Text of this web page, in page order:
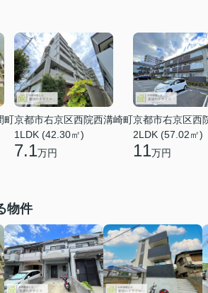
町京都市右京区西院西溝崎町
1LDK (42.30㎡)
7.1万円
京都市右京区西
2LDK (57.02㎡)
11万円
物件